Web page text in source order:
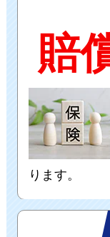
賠
ります。